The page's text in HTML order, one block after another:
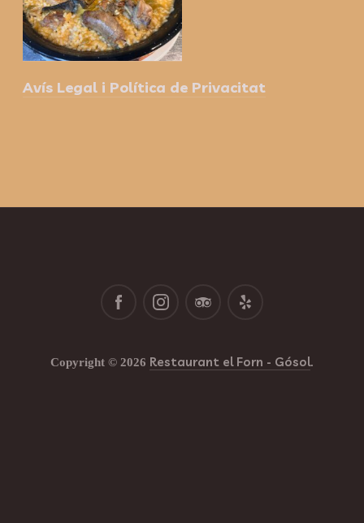
Avís Legal i Política de Privacitat
Copyright © 2026 Restaurant el Forn - Gósol.